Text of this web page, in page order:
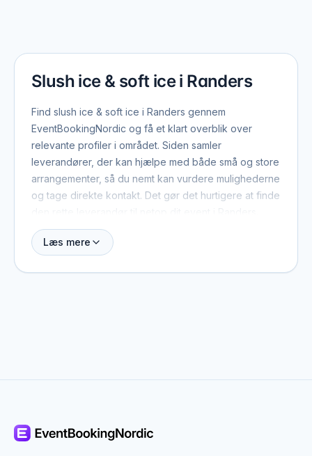
Slush ice & soft ice i Randers
Find slush ice & soft ice i Randers gennem
EventBookingNordic og få et klart overblik over
relevante profiler i området. Siden samler
leverandører, der kan hjælpe med både små og store
arrangementer, så du nemt kan vurdere mulighederne
og tage direkte kontakt. Det gør det hurtigere at finde
Når du booker slush ice & soft ice i Randers, er der
regionen. Det betyder, at du ikke kun finder dem med
Læs mere